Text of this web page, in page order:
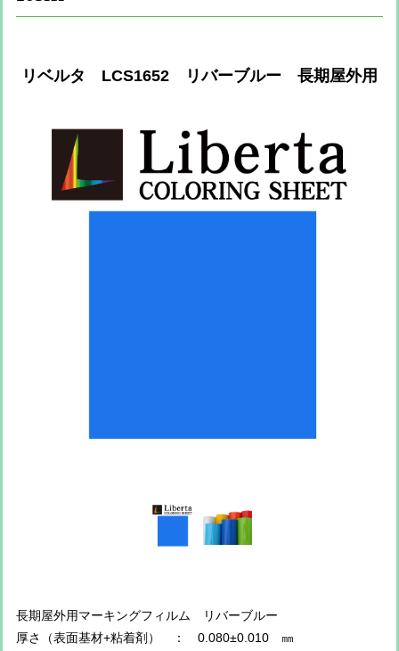
リベルタ LCS1652 リバーブルー 長期屋外用
長期屋外用マーキングフィルム リバーブルー
厚さ（表面基材+粘着剤） ： 0.080±0.010 ㎜